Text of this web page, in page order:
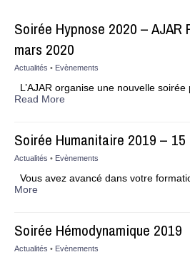
Soirée Hypnose 2020 – AJAR
mars 2020
Actualités • Evènements
L’AJAR organise une nouvelle
Read More
Soirée Humanitaire 2019 –
Actualités • Evènements
Vous avez avancé dans votre
More
Soirée Hémodynamique 2019
Actualités • Evènements